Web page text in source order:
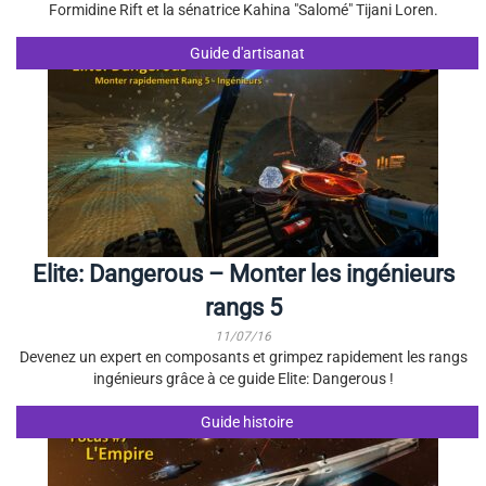
Formidine Rift et la sénatrice Kahina "Salomé" Tijani Loren.
Guide d'artisanat
Elite: Dangerous – Monter les ingénieurs
rangs 5
11/07/16
Devenez un expert en composants et grimpez rapidement les rangs
ingénieurs grâce à ce guide Elite: Dangerous !
Guide histoire